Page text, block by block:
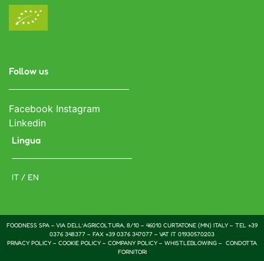
Follow us
Facebook Instagram
Linkedin
Lingua
IT / EN
FOODNESS SPA – VIA DELL’AGRICOLTURA, 8/10 – 46010 CURTATONE (MN) ITALY – TEL +39
0376 348377 – FAX +39 0376 347077 – VAT IT 01930570203
PRIVACY POLICY – COOKIE POLICY – COMPANY POLICY – WHISTLEBLOWING – CONDOTTA
FORNITORI